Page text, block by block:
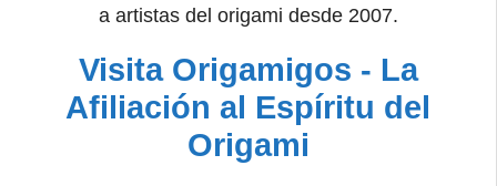
a artistas del origami desde 2007.
Visita Origamigos - La
Afiliación al Espíritu del
Origami